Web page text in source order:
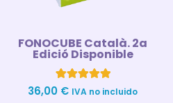
FONOCUBE Català. 2a
Edició Disponible
Valorado con
5.00
4
36,00 € IVA no incluido